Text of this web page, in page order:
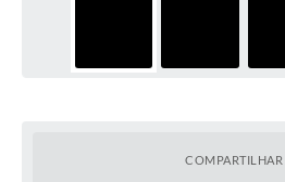
COMPARTILHAR